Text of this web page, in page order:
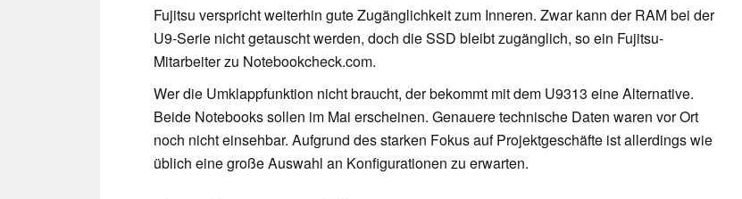
Fujitsu verspricht weiterhin gute Zugänglichkeit zum Inneren. Zwar kann der RAM bei der
U9-Serie nicht getauscht werden, doch die SSD bleibt zugänglich, so ein Fujitsu-
Mitarbeiter zu Notebookcheck.com.
Wer die Umklappfunktion nicht braucht, der bekommt mit dem U9313 eine Alternative.
Beide Notebooks sollen im Mai erscheinen. Genauere technische Daten waren vor Ort
noch nicht einsehbar. Aufgrund des starken Fokus auf Projektgeschäfte ist allerdings wie
üblich eine große Auswahl an Konfigurationen zu erwarten.